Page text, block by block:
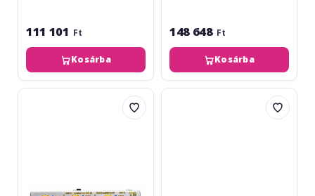
111 101 Ft
Kosárba
148 648 Ft
Kosárba
Markbass
Tech